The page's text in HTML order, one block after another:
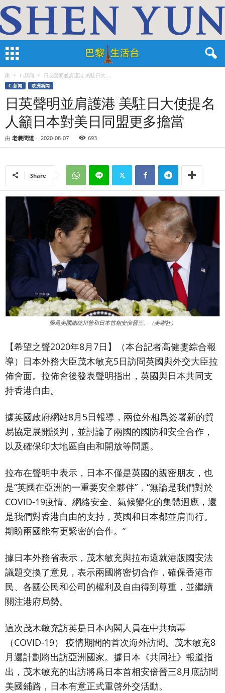
家 C.新闻 日英聲明並肩護港 美駐日大...
C.新闻 欧洲新闻
日英聲明並肩護港 美駐日大使提名
人籲日本對美日同盟更多擔當
由 老農問道 - 2020-08-07 693
Share
圖爲美國總統川普和日本首相安倍晉三。（美聯社）
【希望之聲2020年8月7日】（本台記者高健雯綜合報
導） 日本外務大臣茂木敏充5日訪問英國與外交大臣拉
佈會面。拉佈會後發表聲明指出，英國與日本共同支
持香港自由。
據英國政府網站8月5日報導，兩位外相爲簽署新的貿
易協定展開談判，並討論了兩國的國防和安全合作，
以及確保印太地區自由和開放等問題。
拉布在聲明中表示，日本不僅是英國的親密朋友，也
是“英國在亞洲的一重要安全夥伴”，“無論是我們對於
COVID-19疫情、網絡安全、氣候變化的集體迴應，還
是我們對香港自由的支持，英國和日本都並肩而行。
期盼兩國能有更緊密的合作。”
據日本外務省表示，茂木敏充與拉布還就港版國安法
議題交換了意見，表示兩國將密切合作，確保香港市
民、各國公民和公司的權利及自由得到尊重，並繼續
關注港府局勢。
這次茂木敏充訪英是日本內閣人員在中共病毒
（COVID-19） 疫情期間的首次海外訪問。茂木敏充8
月還計劃將出訪亞洲國家。據日本《共同社》報道指
出，茂木敏充的出訪將爲日本首相安倍晉三8月底訪問
美國鋪路，日本有意正式重啓外交活動。